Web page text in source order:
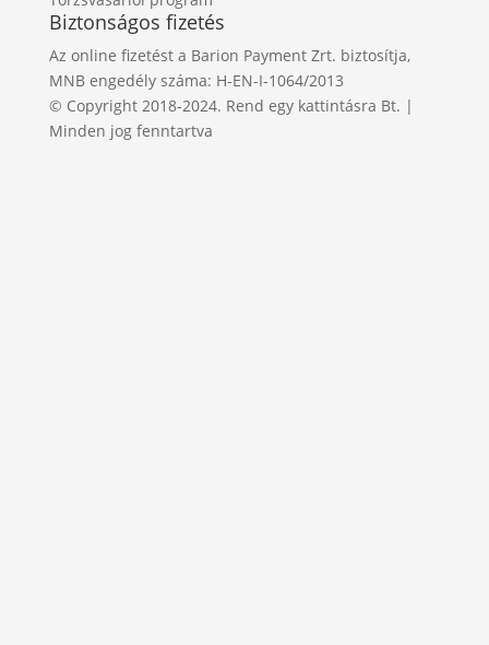
Biztonságos fizetés
Az online fizetést a Barion Payment Zrt. biztosítja,
MNB engedély száma: H-EN-I-1064/2013
© Copyright 2018-2024. Rend egy kattintásra Bt. |
Minden jog fenntartva